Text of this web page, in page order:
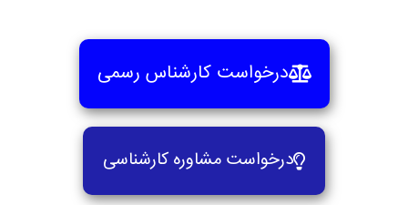
درخواست کارشناس رسمی
درخواست مشاوره کارشناسی